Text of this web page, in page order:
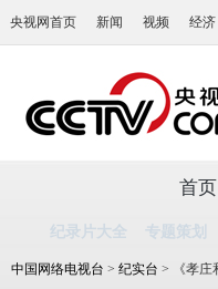
央视网首页 新闻 视频 经济
首页
纪录片大全 专题策划
中国网络电视台 > 纪实台 > 《孝庄